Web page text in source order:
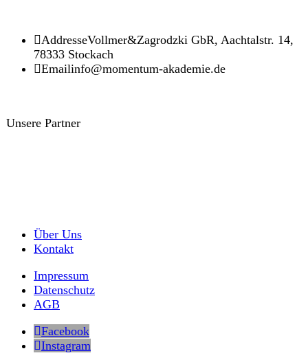
AddresseVollmer&Zagrodzki GbR, Aachtalstr. 14,
78333 Stockach
Emailinfo@momentum-akademie.de
Unsere Partner
Über Uns
Kontakt
Impressum
Datenschutz
AGB
Facebook
Instagram